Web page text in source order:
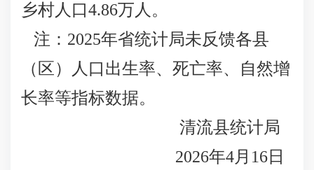
乡村人口4.86万人。
注：2025年省统计局未反馈各县
（区）人口出生率、死亡率、自然增
长率等指标数据。
清流县统计局
2026年4月16日